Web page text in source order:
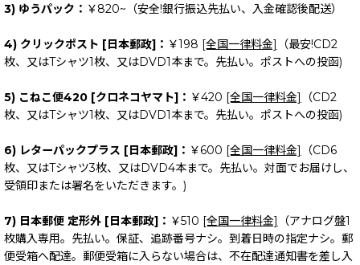
3) ゆうパック： ￥820~（安全!銀行振込先払い、入金確認後配送）
4) クリックポスト [日本郵政]： ￥198 [全国一律料金]
（最安!CD2
枚、又はTシャツ1枚、又はDVD1本まで。先払い。ポストへの投函)
5) こねこ便420 [クロネコヤマト]： ￥420 [全国一律料金]
（CD2
枚、又はTシャツ1枚、又はDVD1本まで。先払い。ポストへの投函)
6) レターパックプラス [日本郵政]： ￥600 [全国一律料金]
（CD6
枚、又はTシャツ3枚、又はDVD4本まで。先払い。対面でお届けし、
受領印または署名をいただきます。)
7) 日本郵便 定形外 [日本郵政]： ￥510 [全国一律料金]
（アナログ盤1
枚購入専用。先払い。保証、追跡番号ナシ。到着日時の指定ナシ。郵
便受箱へ配達。郵便受箱に入らない場合は、不在配達通知書を差し入